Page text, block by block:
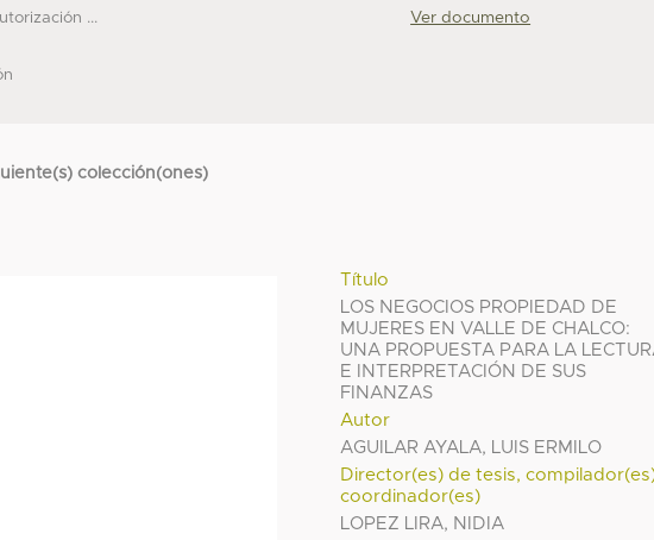
...
Ver documento
colección(ones)
Título
LOS NEGOCIOS PROPIEDAD DE
MUJERES EN VALLE DE CHALCO:
UNA PROPUESTA PARA LA
E INTERPRETACIÓN DE SUS
FINANZAS
Autor
AGUILAR AYALA, LUIS ERMILO
Director(es) de tesis,
coordinador(es)
LOPEZ LIRA, NIDIA